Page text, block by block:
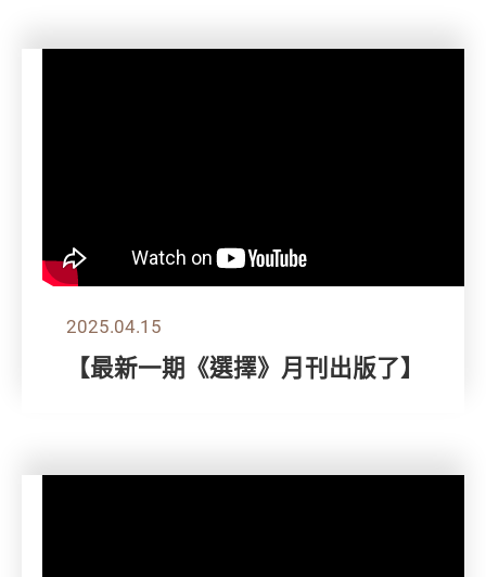
2025.04.15
【最新一期《選擇》月刊出版了】